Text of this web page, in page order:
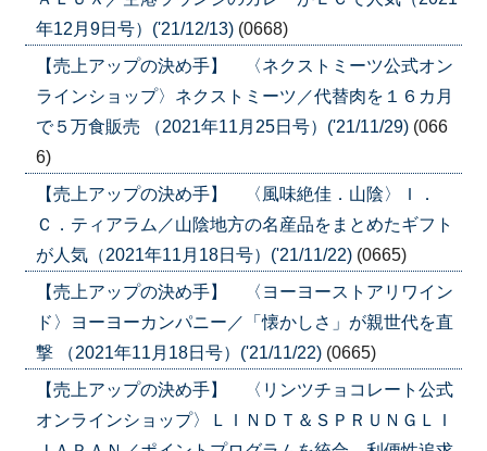
年12月9日号）('21/12/13) (0668)
【売上アップの決め手】 〈ネクストミーツ公式オン
ラインショップ〉ネクストミーツ／代替肉を１６カ月
で５万食販売 （2021年11月25日号）('21/11/29) (066
6)
【売上アップの決め手】 〈風味絶佳．山陰〉Ｉ．
Ｃ．ティアラム／山陰地方の名産品をまとめたギフト
が人気（2021年11月18日号）('21/11/22) (0665)
【売上アップの決め手】 〈ヨーヨーストアリワイン
ド〉ヨーヨーカンパニー／「懐かしさ」が親世代を直
撃 （2021年11月18日号）('21/11/22) (0665)
【売上アップの決め手】 〈リンツチョコレート公式
オンラインショップ〉ＬＩＮＤＴ＆ＳＰＲＵＮＧＬＩ